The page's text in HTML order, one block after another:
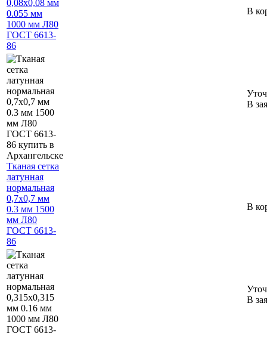
0,08х0,08 мм
0.055 мм
1000 мм Л80
ГОСТ 6613-
86
В
Тканая сетка
латунная
нормальная
0,7х0,7 мм
0.3 мм 1500
мм Л80
ГОСТ 6613-
86
В
В
В